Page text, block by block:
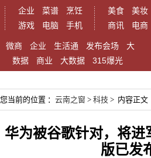
企业 菜谱
烹饪
游戏
电脑 手机
美食 美妆
商讯
电商
微商 企业 生活通 发布会场
大
数据
商业 大数据 315爆光
您当前的位置 ： 云南之窗 > 科技 > 内容正文
华为被谷歌针对，将进
版已发